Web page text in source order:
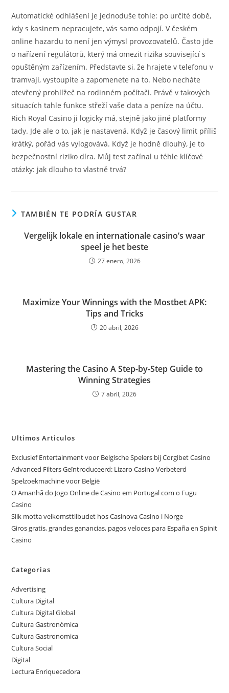
Automatické odhlášení je jednoduše tohle: po určité době,
kdy s kasinem nepracujete, vás samo odpojí. V českém
online hazardu to není jen výmysl provozovatelů. Často jde
o nařízení regulátorů, který má omezit rizika související s
opuštěným zařízením. Představte si, že hrajete v telefonu v
tramvaji, vystoupíte a zapomenete na to. Nebo necháte
otevřený prohlížeč na rodinném počítači. Právě v takových
situacích tahle funkce střeží vaše data a peníze na účtu.
Rich Royal Casino ji logicky má, stejně jako jiné platformy
tady. Jde ale o to, jak je nastavená. Když je časový limit příliš
krátký, pořád vás vylogovává. Když je hodně dlouhý, je to
bezpečnostní riziko díra. Můj test začínal u téhle klíčové
otázky: jak dlouho to vlastně trvá?
TAMBIÉN TE PODRÍA GUSTAR
Vergelijk lokale en internationale casino’s waar
speel je het beste
27 enero, 2026
Maximize Your Winnings with the Mostbet APK:
Tips and Tricks
20 abril, 2026
Mastering the Casino A Step-by-Step Guide to
Winning Strategies
7 abril, 2026
Ultimos Articulos
Exclusief Entertainment voor Belgische Spelers bij Corgibet Casino
Advanced Filters Geïntroduceerd: Lizaro Casino Verbeterd
Spelzoekmachine voor België
O Amanhã do Jogo Online de Casino em Portugal com o Fugu
Casino
Slik motta velkomsttilbudet hos Casinova Casino i Norge
Giros gratis, grandes ganancias, pagos veloces para España en Spinit
Casino
Categorias
Advertising
Cultura Digital
Cultura Digital Global
Cultura Gastronómica
Cultura Gastronomica
Cultura Social
Digital
Lectura Enriquecedora